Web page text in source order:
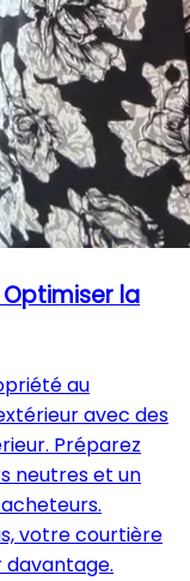
la
au
avec des
Préparez
neutres et un
votre courtière
davantage.